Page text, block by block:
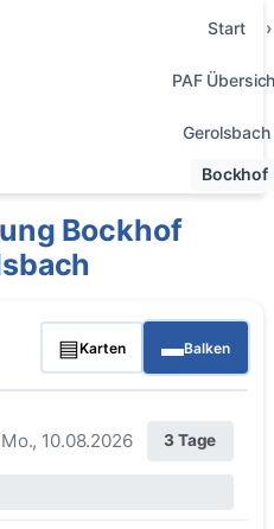
Start
PAF
Gerolsbach
Bockhof
Bockhof
▤Karten ▬Balken
Mo., 10.08.2026 3 Tage